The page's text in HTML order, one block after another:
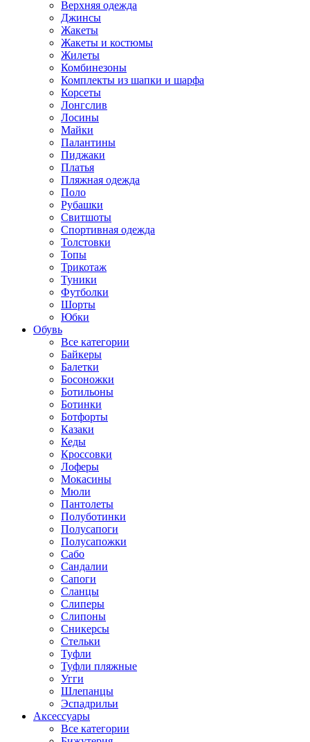
Верхняя одежда
Джинсы
Жакеты
Жакеты и костюмы
Жилеты
Комбинезоны
Комплекты из шапки и шарфа
Корсеты
Лонгслив
Лосины
Майки
Палантины
Пиджаки
Платья
Пляжная одежда
Поло
Рубашки
Свитшоты
Спортивная одежда
Толстовки
Топы
Трикотаж
Туники
Футболки
Шорты
Юбки
Обувь
Все категории
Байкеры
Балетки
Босоножки
Ботильоны
Ботинки
Ботфорты
Казаки
Кеды
Кроссовки
Лоферы
Мокасины
Мюли
Пантолеты
Полуботинки
Полусапоги
Полусапожки
Сабо
Сандалии
Сапоги
Сланцы
Слиперы
Слипоны
Сникерсы
Стельки
Туфли
Туфли пляжные
Угги
Шлепанцы
Эспадрильи
Аксессуары
Все категории